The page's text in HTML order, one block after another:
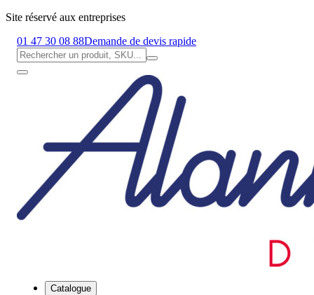
Site réservé aux entreprises
01 47 30 08 88Demande de devis rapide
Catalogue